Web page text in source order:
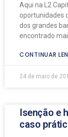
Aqui na L2
oportunidades
dos grandes
encontrado
CONTINUAR
24 de maio de
Isenção e
caso